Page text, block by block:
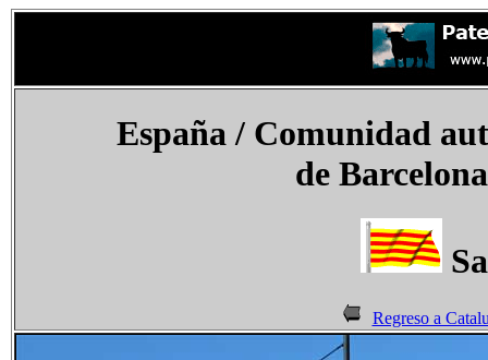
España/ Comunidad
de
Regreso a